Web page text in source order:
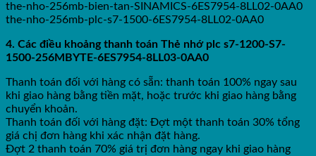
the-nho-256mb-bien-tan-SINAMICS-6ES7954-8LL02-0AA0
the-nho-256mb-plc-s7-1500-6ES7954-8LL02-0AA0
4. Các điều khoảng thanh toán Thẻ nhớ plc s7-1200-S7-
1500-256MBYTE-6ES7954-8LL03-0AA0
Thanh toán đối với hàng có sẵn: thanh toán 100% ngay sau
khi giao hàng bằng tiền mặt, hoặc trước khi giao hàng bằng
chuyển khoản.
Thanh toán đối với hàng đặt: Đợt một thanh toán 30% tổng
giá chị đơn hàng khi xác nhận đặt hàng.
Đợt 2 thanh toán 70% giá trị đơn hàng ngay khi giao hàng